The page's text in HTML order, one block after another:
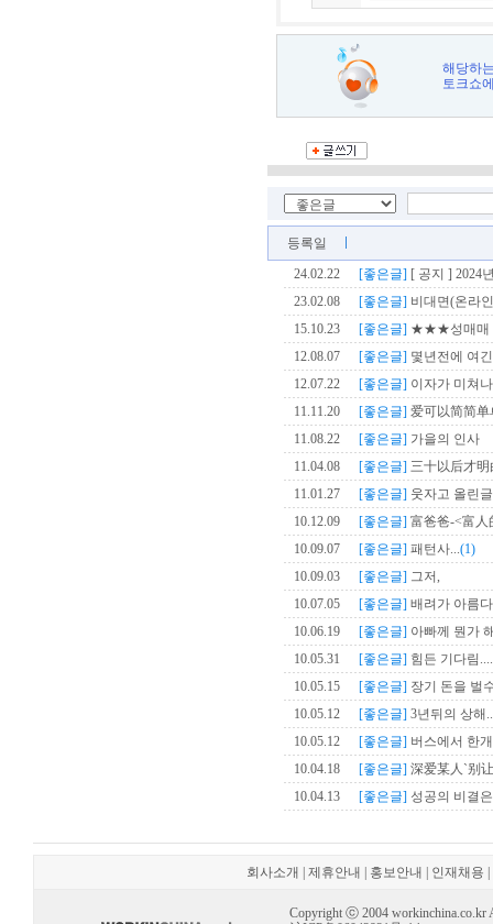
해당하
토크쇼
등록일
24.02.22
[좋은글] [ 공지 ] 2024
23.02.08
[좋은글] 비대면(온라
15.10.23
[좋은글] ★★★성매매
12.08.07
[좋은글] 몇년전에 여
12.07.22
[좋은글] 이자가 미쳐
11.11.20
[좋은글] 爱可以简简
11.08.22
[좋은글] 가을의 인사
11.04.08
[좋은글] 三十以后才明
11.01.27
[좋은글] 웃자고 올린
10.12.09
[좋은글] 富爸爸-<富人
10.09.07
[좋은글] 패턴사...(1)
10.09.03
[좋은글] 그저,
10.07.05
[좋은글] 배려가 아름
10.06.19
[좋은글] 아빠께 뭔가
10.05.31
[좋은글] 힘든 기다림....
10.05.15
[좋은글] 장기 돈을 벌
10.05.12
[좋은글] 3년뒤의 상해
10.05.12
[좋은글] 버스에서 한
10.04.18
[좋은글] 深爱某人`别
10.04.13
[좋은글] 성공의 비결
회사소개 제휴안내 홍보안내 인재채용
Copyright ⓒ 2004 workinchina.co.kr